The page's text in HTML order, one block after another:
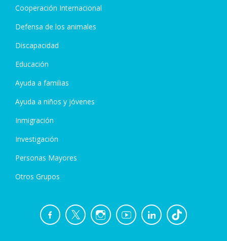
Cooperación Internacional
Defensa de los animales
Discapacidad
Educación
Ayuda a familias
Ayuda a niños y jóvenes
Inmigración
Investigación
Personas Mayores
Otros Grupos